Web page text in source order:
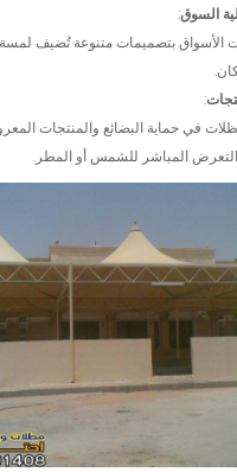
السوق:
الأسواق بتصميمات متنوعة تُضيف
:
في حماية البضائع والمنتجات
التعرض المباشر للشمس أو المطر.